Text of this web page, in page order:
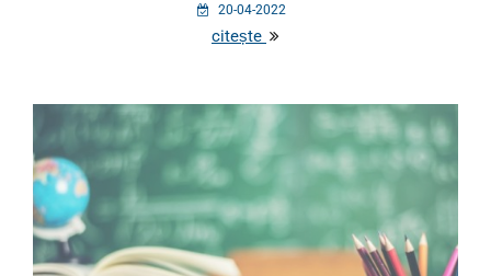
20-04-2022
citește